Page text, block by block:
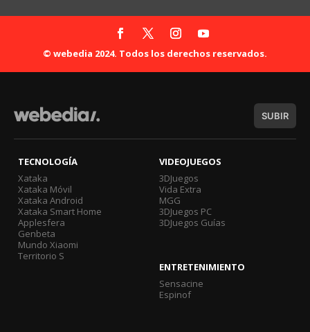
© webedia 2024. Todos los derechos reservados.
SUBIR
TECNOLOGÍA
Xataka
Xataka Móvil
Xataka Android
Xataka Smart Home
Applesfera
Genbeta
Mundo Xiaomi
Territorio S
VIDEOJUEGOS
3DJuegos
Vida Extra
MGG
3DJuegos PC
3DJuegos Guías
ENTRETENIMIENTO
Sensacine
Espinof